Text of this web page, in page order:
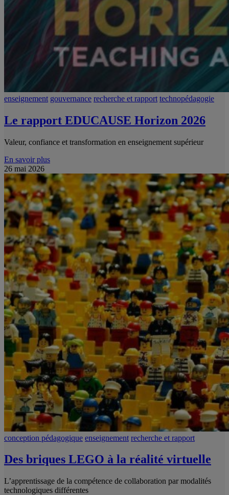
enseignement gouvernance recherche et rapport technopédagogie
Le rapport EDUCAUSE Horizon 2026
Valeur, confiance et transformation en enseignement supérieur
En savoir plus
26 mai 2026
conception pédagogique enseignement recherche et rapport
Des briques LEGO à la réalité virtuelle
L’apprentissage de la compétence de collaboration par modalités
technologiques différentes